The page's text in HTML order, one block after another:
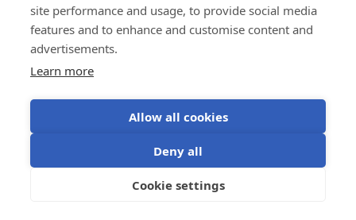
site performance and usage, to provide social media
features and to enhance and customise content and
advertisements.
Learn more
Allow all cookies
Deny all
Cookie settings
Sekretesspolicy
kakor
Användningsvillkor
©Victron Energy